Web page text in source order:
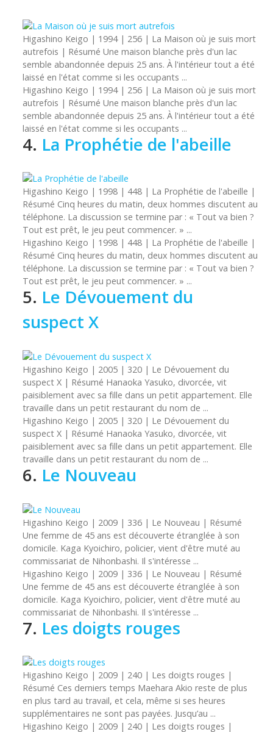
Higashino Keigo | 1994 | 256 | La Maison où je suis mort
autrefois | Résumé Une maison blanche près d'un lac
semble abandonnée depuis 25 ans. À l'intérieur tout a été
laissé en l'état comme si les occupants ...
Higashino Keigo | 1994 | 256 | La Maison où je suis mort
autrefois | Résumé Une maison blanche près d'un lac
semble abandonnée depuis 25 ans. À l'intérieur tout a été
laissé en l'état comme si les occupants ...
4. La Prophétie de l'abeille
Higashino Keigo | 1998 | 448 | La Prophétie de l'abeille |
Résumé Cinq heures du matin, deux hommes discutent au
téléphone. La discussion se termine par : « Tout va bien ?
Tout est prêt, le jeu peut commencer. » ...
Higashino Keigo | 1998 | 448 | La Prophétie de l'abeille |
Résumé Cinq heures du matin, deux hommes discutent au
téléphone. La discussion se termine par : « Tout va bien ?
Tout est prêt, le jeu peut commencer. » ...
5. Le Dévouement du
suspect X
Higashino Keigo | 2005 | 320 | Le Dévouement du
suspect X | Résumé Hanaoka Yasuko, divorcée, vit
paisiblement avec sa fille dans un petit appartement. Elle
travaille dans un petit restaurant du nom de ...
Higashino Keigo | 2005 | 320 | Le Dévouement du
suspect X | Résumé Hanaoka Yasuko, divorcée, vit
paisiblement avec sa fille dans un petit appartement. Elle
travaille dans un petit restaurant du nom de ...
6. Le Nouveau
Higashino Keigo | 2009 | 336 | Le Nouveau | Résumé
Une femme de 45 ans est découverte étranglée à son
domicile. Kaga Kyoichiro, policier, vient d'être muté au
commissariat de Nihonbashi. Il s'intéresse ...
Higashino Keigo | 2009 | 336 | Le Nouveau | Résumé
Une femme de 45 ans est découverte étranglée à son
domicile. Kaga Kyoichiro, policier, vient d'être muté au
commissariat de Nihonbashi. Il s'intéresse ...
7. Les doigts rouges
Higashino Keigo | 2009 | 240 | Les doigts rouges |
Résumé Ces derniers temps Maehara Akio reste de plus
en plus tard au travail, et cela, même si ses heures
supplémentaires ne sont pas payées. Jusqu’au ...
Higashino Keigo | 2009 | 240 | Les doigts rouges |